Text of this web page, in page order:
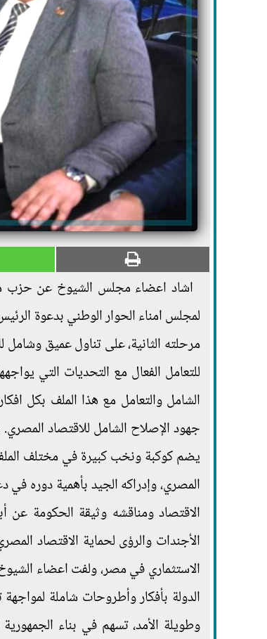
اشاد اعضاء مجلس الشيوخ عن حزب
لمجلس امناء الحوار الوطني بدعوة
مرحلته الثانية، على تناول عميق
للتعامل الفعال مع التحديات التي
الشامل والتعامل مع هذا الملف بكل
جهود الإصلاح الشامل للاقتصاد
يضم كوكبة ونخب كبيرة في مختلف
المصري، وإدراكه الجيد بأهمية دوره
الاقتصاد ومناقشه وثيقة الحكومة عن
الأجندات والرؤى لحماية الاقتصاد
الاستثماري في مصر، ولفت اعضاء
الدولة بأفكار وأطروحات شاملة
وطويلة الأمد، تسهم في بناء